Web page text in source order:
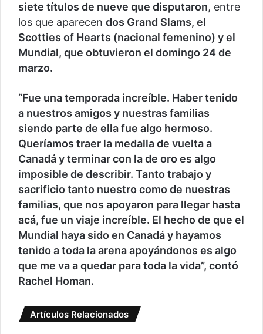
siete títulos de nueve que disputaron, entre
los que aparecen dos Grand Slams, el
Scotties of Hearts (nacional femenino) y el
Mundial, que obtuvieron el domingo 24 de
marzo.
“Fue una temporada increíble. Haber tenido
a nuestros amigos y nuestras familias
siendo parte de ella fue algo hermoso.
Queríamos traer la medalla de vuelta a
Canadá y terminar con la de oro es algo
imposible de describir. Tanto trabajo y
sacrificio tanto nuestro como de nuestras
familias, que nos apoyaron para llegar hasta
acá, fue un viaje increíble. El hecho de que el
Mundial haya sido en Canadá y hayamos
tenido a toda la arena apoyándonos es algo
que me va a quedar para toda la vida”, contó
Rachel Homan.
Artículos Relacionados